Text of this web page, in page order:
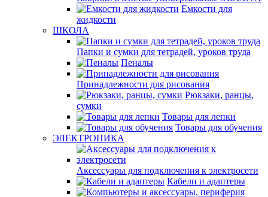
Емкости для
жидкости
ШКОЛА
Папки и сумки для тетрадей, уроков труда
Пеналы
Принадлежности для рисования
Рюкзаки, ранцы,
сумки
Товары для лепки
Товары для обучения
ЭЛЕКТРОНИКА
Аксессуары для подключения к электросети
Кабели и адаптеры